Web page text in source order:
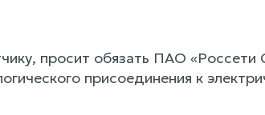
просит обязать ПАО «Россети
присоединения к